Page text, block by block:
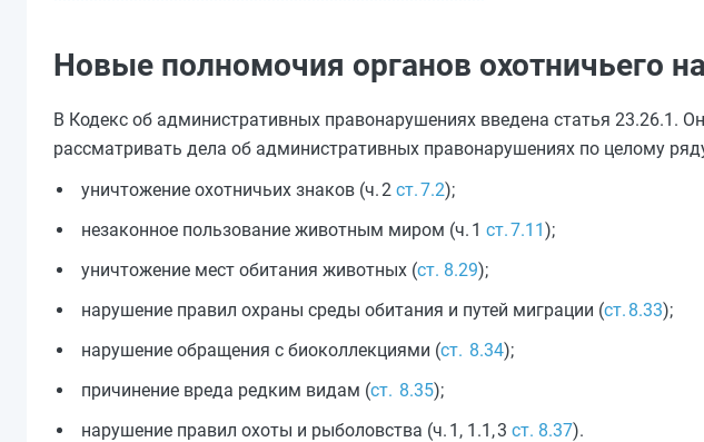
Новые полномочия органов охотничьего
В Кодекс об административных правонарушениях введена статья 23.26.1.
рассматривать дела об административных правонарушениях по целому
уничтожение охотничьих знаков (ч. 2 ст. 7.2);
незаконное пользование животным миром (ч. 1 ст. 7.11);
уничтожение мест обитания животных (ст. 8.29);
нарушение правил охраны среды обитания и путей миграции (ст. 8.33);
нарушение обращения с биоколлекциями (ст. 8.34);
причинение вреда редким видам (ст. 8.35);
нарушение правил охоты и рыболовства (ч. 1, 1.1, 3 ст. 8.37).